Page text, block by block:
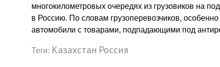
многокилометровых очередях из грузовиков на
в Россию. По словам грузоперевозчиков,
автомобили с товарами, подпадающими под
Теги: Казахстан Россия